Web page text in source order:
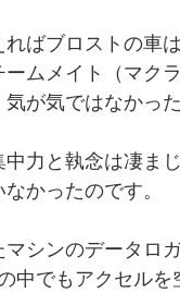
ばブロストの車
ムメイト（マク
が気ではなかった
力と執念は凄ま
かったのです。
シンのデータロ
中でもアクセル